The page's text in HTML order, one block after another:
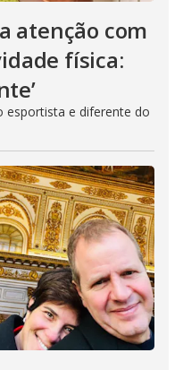
atenção com
física:
esportista e diferente do